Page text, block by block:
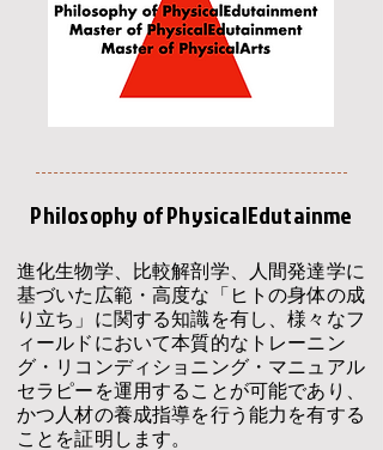
Philosophy of PhysicalEdutainme
進化生物学、比較解剖学、人間発達学に
基づいた広範・高度な「ヒトの身体の成
り立ち」に関する知識を有し、様々なフ
ィールドにおいて本質的なトレーニン
グ・リコンディショニング・マニュアル
セラピーを運用することが可能であり、
かつ人材の養成指導を行う能力を有する
ことを証明します。